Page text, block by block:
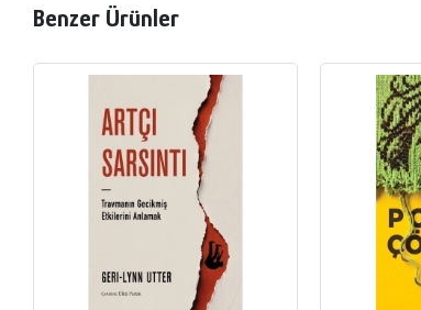
Benzer Ürünler